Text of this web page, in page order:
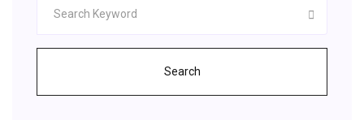
Search